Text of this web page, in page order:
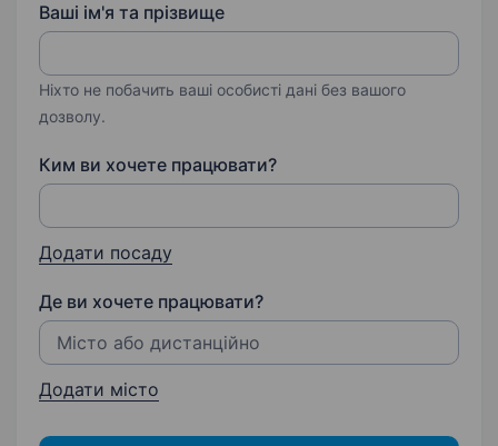
Ваші ім'я та прізвище
Ніхто не побачить ваші особисті дані без вашого
дозволу.
Ким ви хочете працювати?
Додати посаду
Де ви хочете працювати?
Додати місто